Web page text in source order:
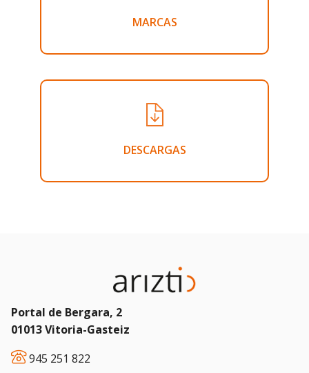
MARCAS
DESCARGAS
Portal de Bergara, 2
01013 Vitoria-Gasteiz
945 251 822